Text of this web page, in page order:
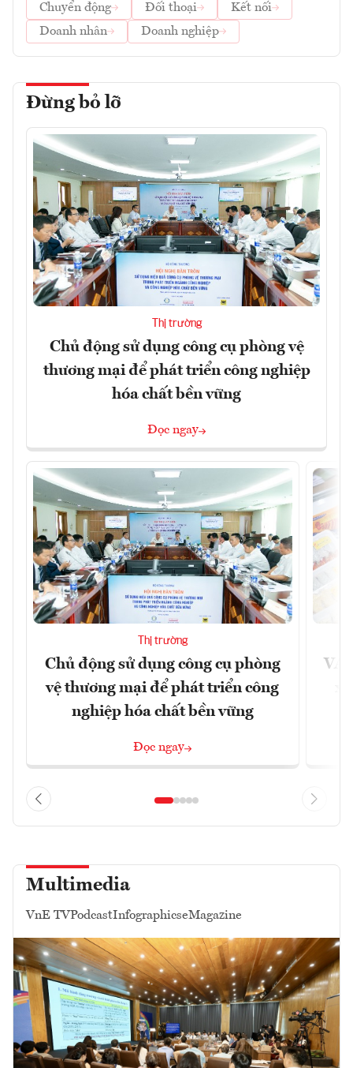
Chuyển động
Đối thoại
Kết nối
Doanh nhân
Doanh nghiệp
Đừng bỏ lỡ
Thị trường
Chủ động sử dụng công cụ phòng vệ
thương mại để phát triển công nghiệp
hóa chất bền vững
Đọc ngay
Thị trường
Chủ động sử dụng công cụ phòng
vệ thương mại để phát triển công
nghiệp hóa chất bền vững
Đọc ngay
Multimedia
VnE TVPodcastInfographicseMagazine